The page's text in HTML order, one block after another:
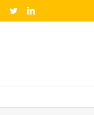
Facebook
TwitterLinkedIn